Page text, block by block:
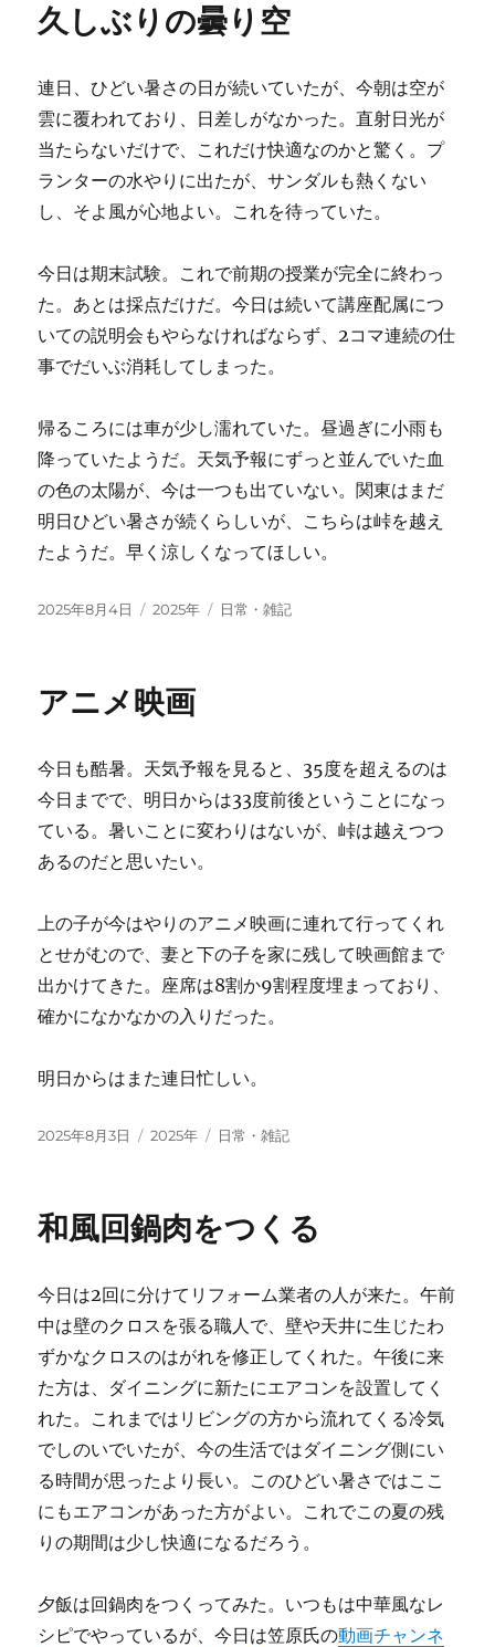
ー
久しぶりの曇り空
連日、ひどい暑さの日が続いていたが、今朝は空が
雲に覆われており、日差しがなかった。直射日光が
当たらないだけで、これだけ快適なのかと驚く。プ
ランターの水やりに出たが、サンダルも熱くない
し、そよ風が心地よい。これを待っていた。
今日は期末試験。これで前期の授業が完全に終わっ
た。あとは採点だけだ。今日は続いて講座配属につ
いての説明会もやらなければならず、2コマ連続の仕
事でだいぶ消耗してしまった。
帰るころには車が少し濡れていた。昼過ぎに小雨も
降っていたようだ。天気予報にずっと並んでいた血
の色の太陽が、今は一つも出ていない。関東はまだ
明日ひどい暑さが続くらしいが、こちらは峠を越え
たようだ。早く涼しくなってほしい。
投
2025年8月4日
カ
ー
2025年
タ
日常・雑記
アニメ映画
今日も酷暑。天気予報を見ると、35度を超えるのは
今日までで、明日からは33度前後ということになっ
ている。暑いことに変わりはないが、峠は越えつつ
あるのだと思いたい。
上の子が今はやりのアニメ映画に連れて行ってくれ
とせがむので、妻と下の子を家に残して映画館まで
出かけてきた。座席は8割か9割程度埋まっており、
確かになかなかの入りだった。
明日からはまた連日忙しい。
投
2025年8月3日
カ
ー
2025年
タ
日常・雑記
和風回鍋肉をつくる
今日は2回に分けてリフォーム業者の人が来た。午前
中は壁のクロスを張る職人で、壁や天井に生じたわ
ずかなクロスのはがれを修正してくれた。午後に来
た方は、ダイニングに新たにエアコンを設置してく
れた。これまではリビングの方から流れてくる冷気
でしのいでいたが、今の生活ではダイニング側にい
る時間が思ったより長い。このひどい暑さではここ
にもエアコンがあった方がよい。これでこの夏の残
りの期間は少し快適になるだろう。
夕飯は回鍋肉をつくってみた。いつもは中華風なレ
シピでやっているが、今日は笠原氏の動画チャンネ